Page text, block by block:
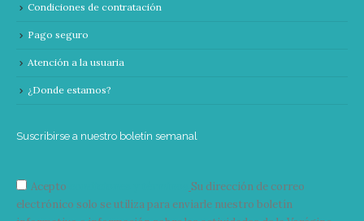
Condiciones de contratación
Pago seguro
Atención a la usuaria
¿Donde estamos?
Suscribirse a nuestro boletín semanal
Acepto
Su dirección de correo
electrónico solo se utiliza para enviarle nuestro boletín